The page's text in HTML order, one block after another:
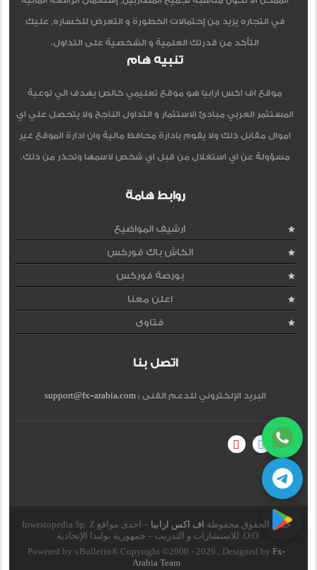
في التجاره يزيد من إحتمالات الخطورة و التعرض للخساره, عليك
التأكد من قدرتك العلمية و الشخصية على التداول.
تنبيه هام
موقع اف اكس ارابيا هو موقع تعليمي خالص يهدف الي توعية
المستثمر العربي مبادئ الاستثمار و التداول الناجح ولا يتحصل علي اي
اموال مقابل ذلك ولا يقوم بادارة محافظ مالية وان ادارة الموقع غير
مسؤولة عن اي استغلال من قبل اي شخص لاسمها وتحذر من ذلك.
روابط هامة
ارشيف المواضيع
الكاش باك فوركس
بورصة فوركس
اعلن معنا
فتاوى
اتصل بنا
البريد الإلكتروني للدعم الفنى :support@fx-arabia.com
جميع الحقوق محفوظة اف اكس ارابيا
– احدى مواقع Inwestopedia Sp. Z
O.O. للاستشارات و التدريب – جمهورية بولندا الإتحادية.
Powered by vBulletin® Copyright ©2000 - 2026 , Designed byFx-
Arabia Team